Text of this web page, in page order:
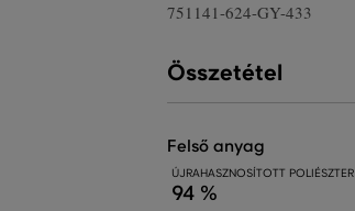
751141-624-GY-433
Összetétel
felső anyag
ÚJRAHASZNOSÍTOTT POLIÉSZTER
94 %